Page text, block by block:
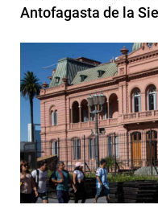
Antofagasta de la